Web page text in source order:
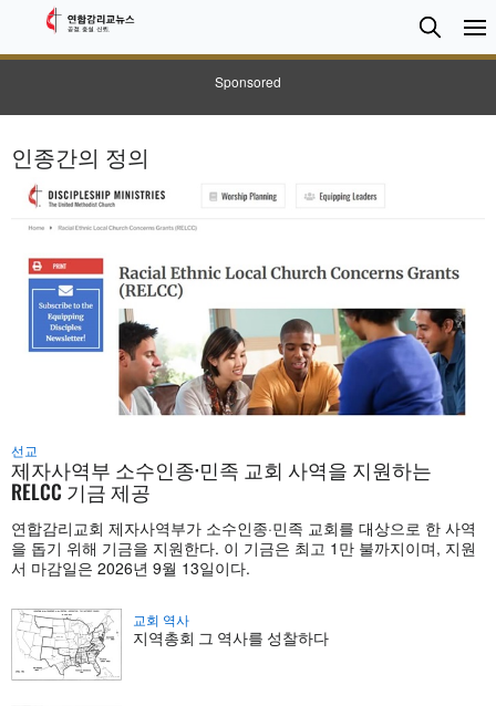
Sponsored
검
색
Search
인종간의 정의
선교
제자사역부 소수인종·민족 교회 사역을 지원하는
RELCC 기금 제공
연합감리교회 제자사역부가 소수인종·민족 교회를 대상으로 한 사역
을 돕기 위해 기금을 지원한다. 이 기금은 최고 1만 불까지이며, 지원
서 마감일은 2026년 9월 13일이다.
교회 역사
지역총회 그 역사를 성찰하다